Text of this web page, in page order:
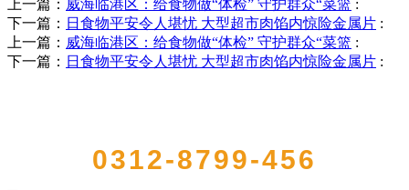
上一篇： 威海临港区：给食物做“体检” 守护群众“菜篮 :
下一篇： 日食物平安令人堪忧 大型超市肉馅内惊险金属片 :
上一篇： 威海临港区：给食物做“体检” 守护群众“菜篮 :
下一篇： 日食物平安令人堪忧 大型超市肉馅内惊险金属片 :
0312-8799-456